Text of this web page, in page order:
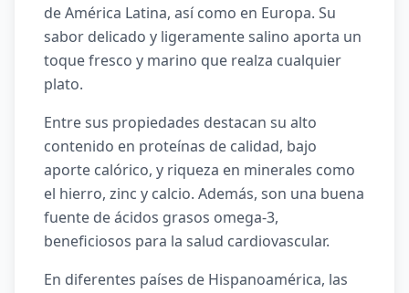
de América Latina, así como en Europa. Su
sabor delicado y ligeramente salino aporta un
toque fresco y marino que realza cualquier
plato.
Entre sus propiedades destacan su alto
contenido en proteínas de calidad, bajo
aporte calórico, y riqueza en minerales como
el hierro, zinc y calcio. Además, son una buena
fuente de ácidos grasos omega-3,
beneficiosos para la salud cardiovascular.
En diferentes países de Hispanoamérica, las